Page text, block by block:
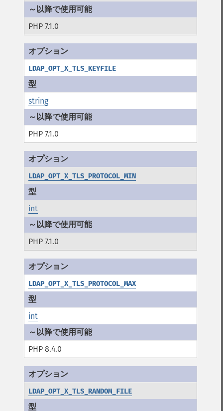
PHP 7.1.0
LDAP_OPT_X_TLS_KEYFILE
string
PHP 7.1.0
LDAP_OPT_X_TLS_PROTOCOL_MIN
int
PHP 7.1.0
LDAP_OPT_X_TLS_PROTOCOL_MAX
int
PHP 8.4.0
LDAP_OPT_X_TLS_RANDOM_FILE